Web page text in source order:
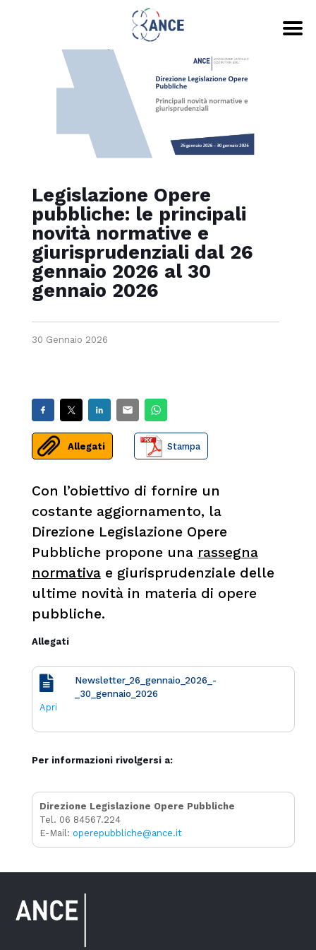
Legislazione Opere
pubbliche: le principali
novità normative e
giurisprudenziali dal 26
gennaio 2026 al 30
gennaio 2026
30 Gennaio 2026
Allegati Stampa
Con l’obiettivo di fornire un
costante aggiornamento, la
Direzione Legislazione Opere
Pubbliche propone una rassegna
normativae giurisprudenziale delle
ultime novità in materia di opere
pubbliche.
Allegati
Newsletter_26_gennaio_2026_-
_30_gennaio_2026
Apri
Per informazioni rivolgersi a:
Direzione Legislazione Opere Pubbliche
Tel. 06 84567.224
E-Mail: operepubbliche@ance.it